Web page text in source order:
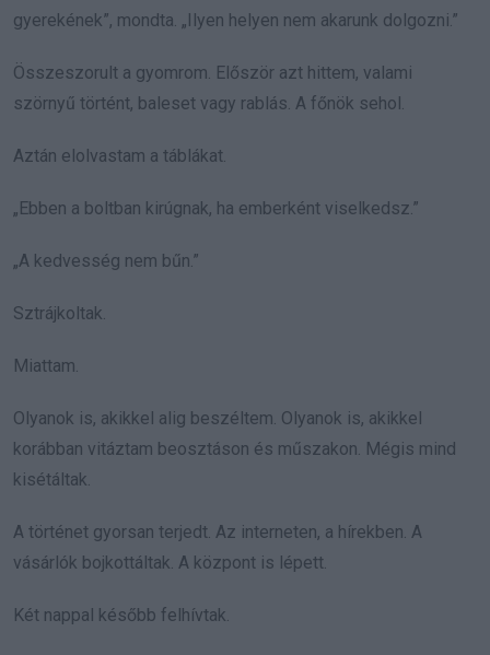
gyerekének”, mondta. „Ilyen helyen nem akarunk dolgozni.”
Összeszorult a gyomrom. Először azt hittem, valami
szörnyű történt, baleset vagy rablás. A főnök sehol.
Aztán elolvastam a táblákat.
„Ebben a boltban kirúgnak, ha emberként viselkedsz.”
„A kedvesség nem bűn.”
Sztrájkoltak.
Miattam.
Olyanok is, akikkel alig beszéltem. Olyanok is, akikkel
korábban vitáztam beosztáson és műszakon. Mégis mind
kisétáltak.
A történet gyorsan terjedt. Az interneten, a hírekben. A
vásárlók bojkottáltak. A központ is lépett.
Két nappal később felhívtak.